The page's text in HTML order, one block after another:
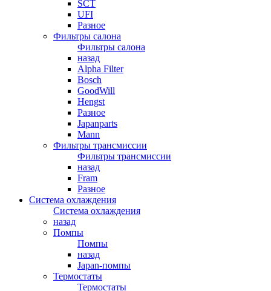
SCT
UFI
Разное
Фильтры салона
Фильтры салона
назад
Alpha Filter
Bosch
GoodWill
Hengst
Разное
Japanparts
Mann
Фильтры трансмиссии
Фильтры трансмиссии
назад
Fram
Разное
Система охлаждения
Система охлаждения
назад
Помпы
Помпы
назад
Japan-помпы
Термостаты
Термостаты